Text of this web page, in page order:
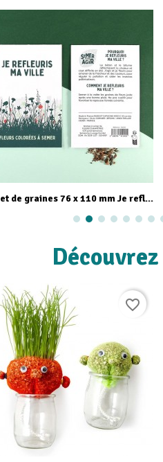
Aperçu rapide Sachet de graines 76 x 110 mm Je refleuris ma ville - Semer pour agir
favorite_border